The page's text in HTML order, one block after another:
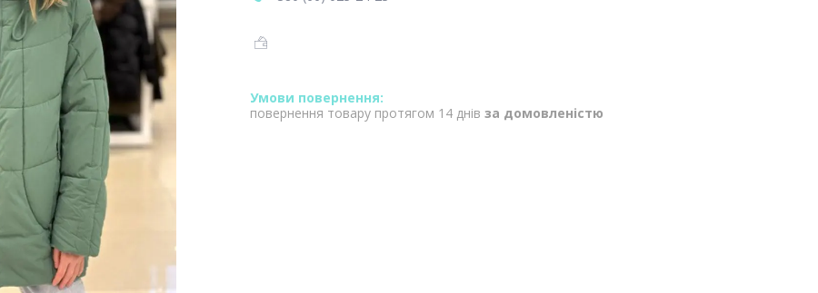
повернення товару протягом 14 днів за домовленістю